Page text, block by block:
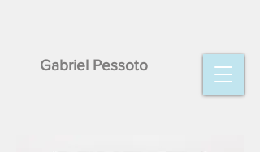
Gabriel Pessoto